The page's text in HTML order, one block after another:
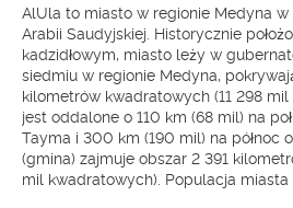
AlUla to miasto w regionie Medyna w
Arabii Saudyjskiej. Historycznie
kadzidłowym, miasto leży w
siedmiu w regionie Medyna,
kilometrów kwadratowych (11 298
jest oddalone o 110 km (68 mil) na
Tayma i 300 km (190 mil) na północ
(gmina) zajmuje obszar 2 391
mil kwadratowych). Populacja miasta